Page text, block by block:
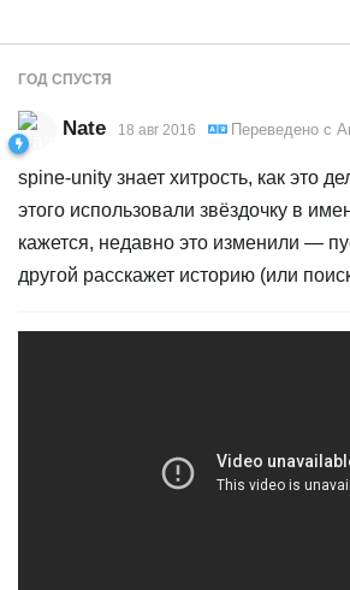
ГОД СПУСТЯ
Nate 18 авг 2016 Переведено с
spine-unity знает хитрость, как это
этого использовали звёздочку в
кажется, недавно это изменили —
другой расскажет историю (или